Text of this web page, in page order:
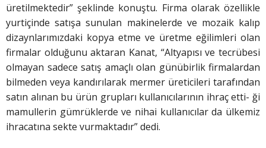
üretilmektedir” şeklinde konuştu. Firma olarak özellikle
yurtiçinde satışa sunulan makinelerde ve mozaik kalıp
dizaynlarımızdaki kopya etme ve üretme eğilimleri olan
firmalar olduğunu aktaran Kanat, “Altyapısı ve tecrübesi
olmayan sadece satış amaçlı olan günübirlik firmalardan
bilmeden veya kandırılarak mermer üreticileri tarafından
satın alınan bu ürün grupları kullanıcılarının ihraç etti- ği
mamullerin gümrüklerde ve nihai kullanıcılar da ülkemiz
ihracatına sekte vurmaktadır” dedi.